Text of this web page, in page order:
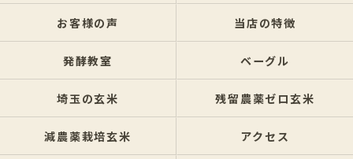
お客様の声 当店の特徴
発酵教室 ベーグル
埼玉の玄米 残留農薬ゼロ玄米
減農薬栽培玄米 アクセス